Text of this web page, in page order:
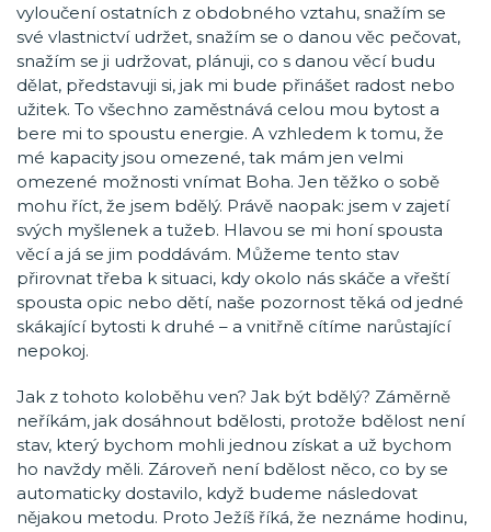
vyloučení ostatních z obdobného vztahu, snažím se
své vlastnictví udržet, snažím se o danou věc pečovat,
snažím se ji udržovat, plánuji, co s danou věcí budu
dělat, představuji si, jak mi bude přinášet radost nebo
užitek. To všechno zaměstnává celou mou bytost a
bere mi to spoustu energie. A vzhledem k tomu, že
mé kapacity jsou omezené, tak mám jen velmi
omezené možnosti vnímat Boha. Jen těžko o sobě
mohu říct, že jsem bdělý. Právě naopak: jsem v zajetí
svých myšlenek a tužeb. Hlavou se mi honí spousta
věcí a já se jim poddávám. Můžeme tento stav
přirovnat třeba k situaci, kdy okolo nás skáče a vřeští
spousta opic nebo dětí, naše pozornost těká od jedné
skákající bytosti k druhé – a vnitřně cítíme narůstající
nepokoj.
Jak z tohoto koloběhu ven? Jak být bdělý? Záměrně
neříkám, jak dosáhnout bdělosti, protože bdělost není
stav, který bychom mohli jednou získat a už bychom
ho navždy měli. Zároveň není bdělost něco, co by se
automaticky dostavilo, když budeme následovat
nějakou metodu. Proto Ježíš říká, že neznáme hodinu,